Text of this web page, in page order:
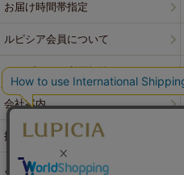
お届け時間帯指定
ルピシア会員について
ウェブサイト利用規約
会社案内
採用情報
よくある質問